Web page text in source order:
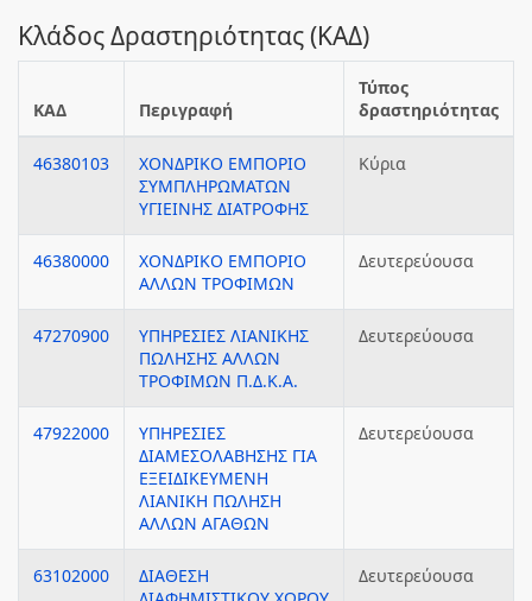
Κλάδος Δραστηριότητας (ΚΑΔ)
ΚΑΔ Περιγραφή
Τύπος
δραστηριότητας
46380103
ΧΟΝΔΡΙΚΟ ΕΜΠΟΡΙΟ
ΣΥΜΠΛΗΡΩΜΑΤΩΝ
ΥΓΙΕΙΝΗΣ ΔΙΑΤΡΟΦΗΣ
Κύρια
46380000
ΧΟΝΔΡΙΚΟ ΕΜΠΟΡΙΟ
ΑΛΛΩΝ ΤΡΟΦΙΜΩΝ
Δευτερεύουσα
47270900
ΥΠΗΡΕΣΙΕΣ ΛΙΑΝΙΚΗΣ
ΠΩΛΗΣΗΣ ΑΛΛΩΝ
ΤΡΟΦΙΜΩΝ Π.Δ.Κ.Α.
Δευτερεύουσα
47922000
ΥΠΗΡΕΣΙΕΣ
ΔΙΑΜΕΣΟΛΑΒΗΣΗΣ ΓΙΑ
ΕΞΕΙΔΙΚΕΥΜΕΝΗ
ΛΙΑΝΙΚΗ ΠΩΛΗΣΗ
ΑΛΛΩΝ ΑΓΑΘΩΝ
Δευτερεύουσα
63102000
ΔΙΑΘΕΣΗ
Δευτερεύουσα